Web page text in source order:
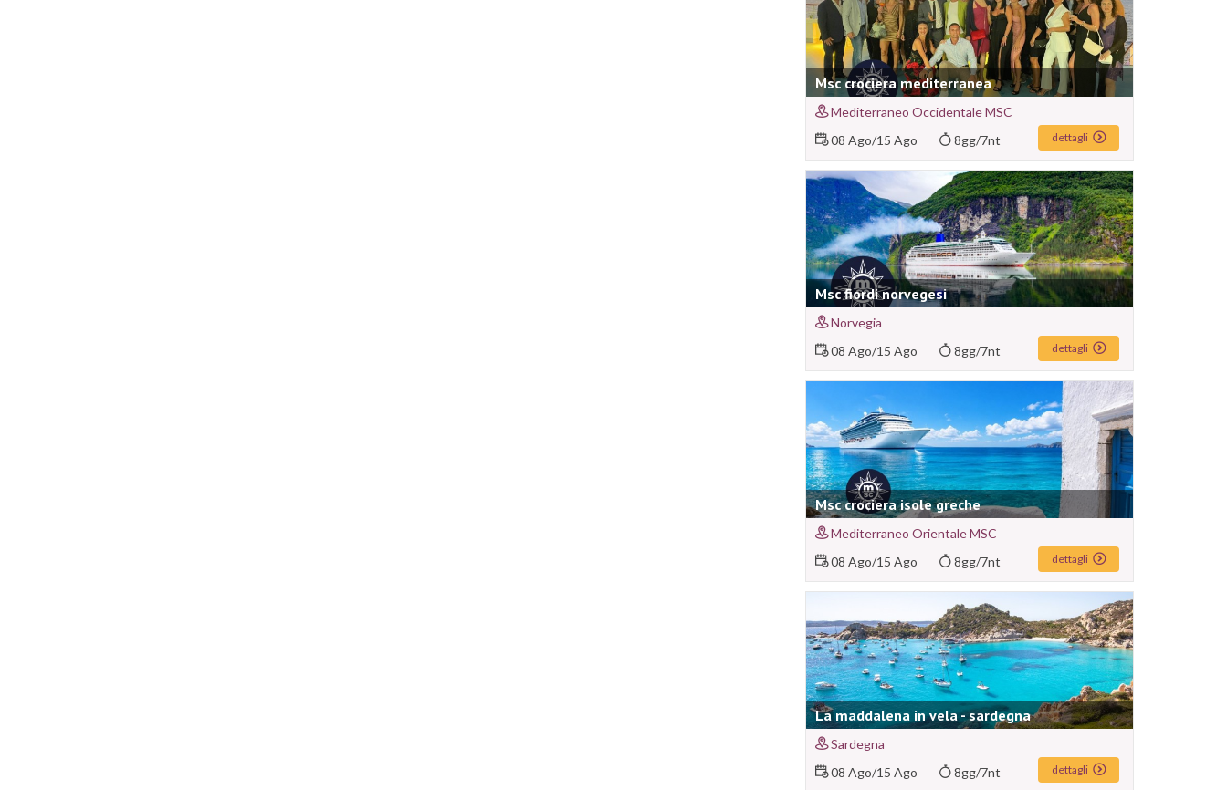
Msc crociera mediterranea
Mediterraneo Occidentale MSC
08 Ago/15 Ago 8gg/7nt dettagli
Msc fiordi norvegesi
Norvegia
08 Ago/15 Ago 8gg/7nt dettagli
Msc crociera isole greche
Mediterraneo Orientale MSC
08 Ago/15 Ago 8gg/7nt dettagli
La maddalena in vela - sardegna
Sardegna
08 Ago/15 Ago 8gg/7nt dettagli